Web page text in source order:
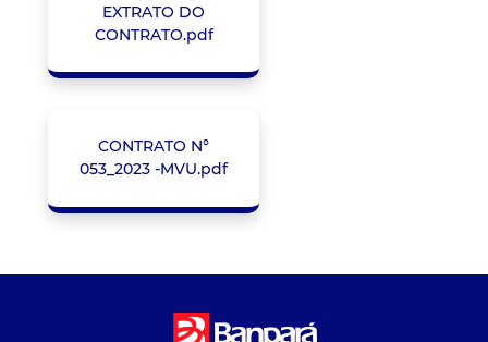
EXTRATO DO
CONTRATO.pdf
CONTRATO N°
053_2023 -MVU.pdf